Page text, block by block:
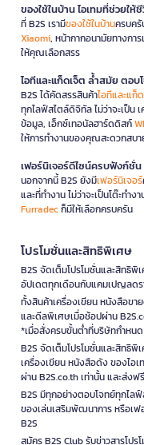
ของใช้ในบ้าน ไอเทมที่ช่วยใ
ที่ B2S เรามีของใช้ในบ้านครบครั
Xiaomi, หน้ากากอนามัยทางกา
ให้คุณเลือกสรร
ไอทีและแก็ดเจ็ต ล้ำสมัย ตอ
B2S ได้คัดสรรสินค้าไอทีและแก็
ทุกไลฟ์สไตล์ดิจิทัล ไม่ว่าจะเป็น
ข้อมูล, เอ็กซ์เทอนัลฮาร์ดดิสก์
ให้การทำงานของคุณสะดวกสบ
เฟอร์นิเจอร์ดีไซน์ครบฟังก์ชั่น
นอกจากนี้ B2S ยังมีเฟอร์นิเจอร์
และที่ทำงาน ไม่ว่าจะเป็นโต๊ะทำ
Furradecก็มีให้เลือกครบครัน
โปรโมชั่นและสิทธิพิเศษ
B2S จัดเต็มโปรโมชั่นและสิทธิ
อัปเดตทุกเดือนกับแคมเปญลดร
ทั้งสินค้าเครื่องเขียน หนังสือข
และดีลพิเศษเมื่อช้อปผ่าน
*เมื่อสั่งครบขั้นต่ำที่บริษัทกำหนด
B2S จัดเต็มโปรโมชั่นและสิทธิ
เครื่องเขียน หนังสือดัง ของไ
ผ่าน B2S.co.th เท่านั้น และส่ง
B2S มีทุกอย่างตอบโจทย์ทุกไล
ของเล่นเสริมพัฒนาการ หรือเฟ
B2S
สมัคร B2S Club รับข่าวสารโป